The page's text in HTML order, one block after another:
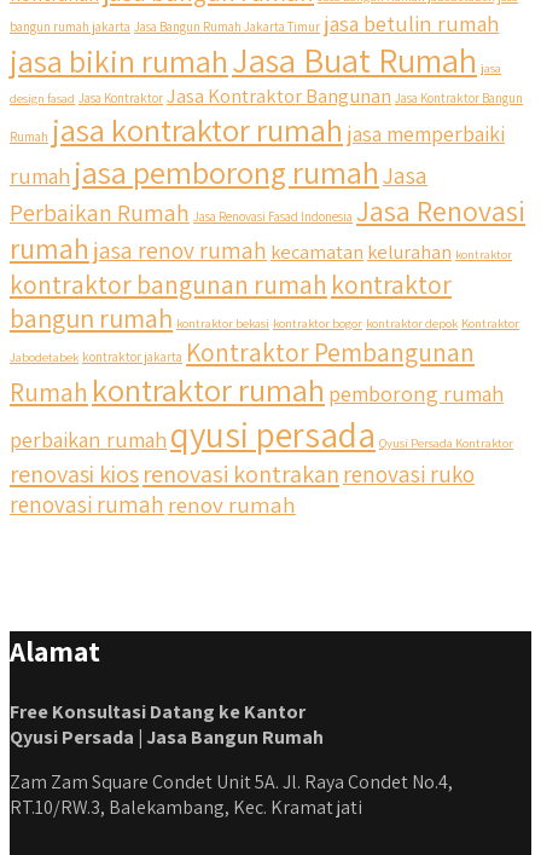
bangun rumah jakarta Jasa Bangun Rumah Jakarta Timur jasa betulin rumah
jasa bikin rumahJasa Buat Rumah jasa
design fasad Jasa Kontraktor Jasa Kontraktor Bangunan Jasa Kontraktor Bangun
Rumah jasa kontraktor rumah jasa memperbaiki
rumah jasa pemborong rumahJasa
Perbaikan Rumah Jasa Renovasi Fasad Indonesia Jasa Renovasi
rumah jasa renov rumah kecamatan kelurahan kontraktor
kontraktor bangunan rumah kontraktor
bangun rumah kontraktor bekasi kontraktor bogor kontraktor depok Kontraktor
Jabodetabek kontraktor jakarta Kontraktor Pembangunan
Rumah kontraktor rumah pemborong rumah
perbaikan rumah qyusi persada Qyusi Persada Kontraktor
renovasi kiosrenovasi kontrakanrenovasi ruko
renovasi rumah renov rumah
Alamat
Free Konsultasi Datang ke Kantor
Qyusi Persada | Jasa Bangun Rumah
Zam Zam Square Condet Unit 5A. Jl. Raya Condet No.4,
RT.10/RW.3, Balekambang, Kec. Kramat jati